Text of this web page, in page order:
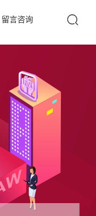
留言咨询